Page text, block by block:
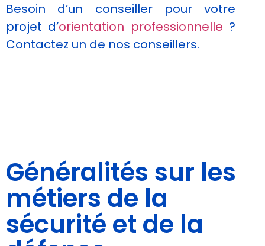
Besoin d’un conseiller pour votre
projet d’orientation professionnelle ?
Contactez un de nos conseillers.
Généralités sur les
métiers de la
sécurité et de la
améliorer la
fonctionnalité
et la
structure du
Afin que notre
site Web
fonctionne
aussi bien que
possible lors
de votre
visite. Si vous
refusez ces